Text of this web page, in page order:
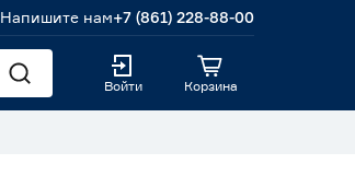
Напишите нам+7 (861) 228-88-00
Войти Корзина